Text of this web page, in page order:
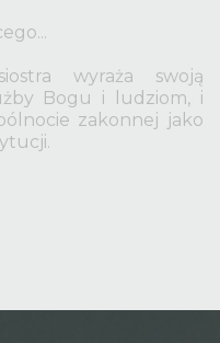
wyraża swoją
Bogu i ludziom, i
zakonnej jako